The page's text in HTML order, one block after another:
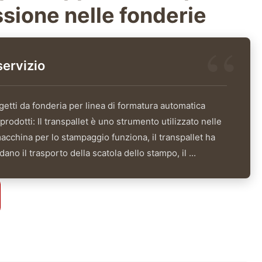
nelle fonderie
da fonderia per linea di formatura automatica
Il transpallet è uno strumento utilizzato nelle
per lo stampaggio funziona, il transpallet ha
il trasporto della scatola dello stampo, il ...